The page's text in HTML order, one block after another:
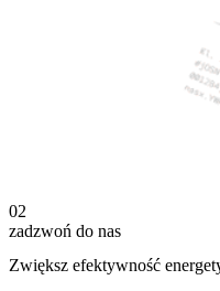
02
zadzwoń do nas
Zwiększ efektywność